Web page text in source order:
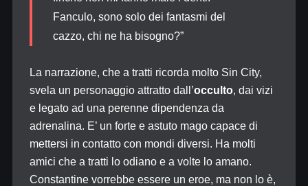
Fanculo, sono solo dei fantasmi del
cazzo, chi ne ha bisogno?”
La narrazione, che a tratti ricorda molto Sin City,
svela un personaggio attratto dall’occulto, dai vizi
e legato ad una perenne dipendenza da
adrenalina. E’ un forte e astuto mago capace di
mettersi in contatto con mondi diversi. Ha molti
amici che a tratti lo odiano e a volte lo amano.
Constantine vorrebbe essere un eroe, ma non lo è,